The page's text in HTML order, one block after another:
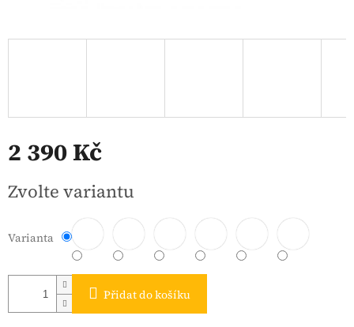
2 390 Kč
cena:
Zvolte variantu
Varianta
Přidat do košíku